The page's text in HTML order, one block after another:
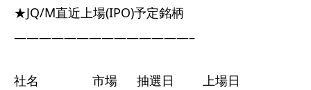
★JQ/M直近上場(IPO)予定銘柄
——————————————–
社名 市場 抽選日 上場日